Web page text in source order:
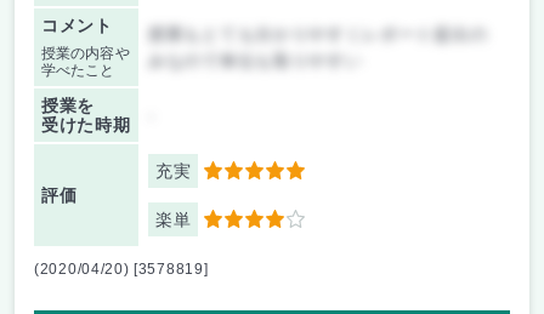
コメント
授業の内容や
学べたこと
授業を
受けた時期
評価
充実 5
楽単 4
(2020/04/20) [3578819]